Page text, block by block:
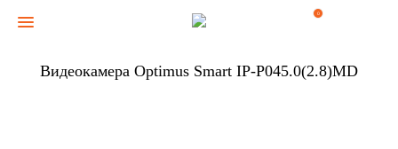
0
Видеокамера Optimus Smart IP-P045.0(2.8)MD